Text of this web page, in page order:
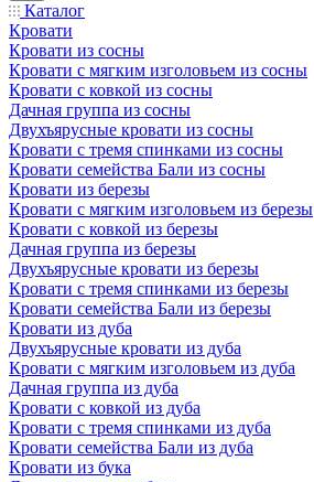
Каталог
Кровати
Кровати из сосны
Кровати с мягким изголовьем из сосны
Кровати с ковкой из сосны
Дачная группа из сосны
Двухъярусные кровати из сосны
Кровати с тремя спинками из сосны
Кровати семейства Бали из сосны
Кровати из березы
Кровати с мягким изголовьем из березы
Кровати с ковкой из березы
Дачная группа из березы
Двухъярусные кровати из березы
Кровати с тремя спинками из березы
Кровати семейства Бали из березы
Кровати из дуба
Двухъярусные кровати из дуба
Кровати с мягким изголовьем из дуба
Дачная группа из дуба
Кровати с ковкой из дуба
Кровати с тремя спинками из дуба
Кровати семейства Бали из дуба
Кровати из бука